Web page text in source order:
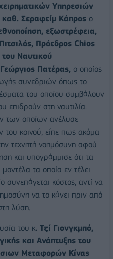
Υπηρεσιών
καθ. Σεραφείμ Κάπρος ο
εξωστρέφεια,
Πρόεδρος Chios
Ναυτικού
Πατέρας, ο οποίος
συνεδριών όπως το
του οποίου συμβάλουν
επιδρούν στη ναυτιλία.
των οποίων ανέλυσε
του κοινού, είπε πως ακόμα
τεχνητή νοημόσυνη αφού
και υπογράμμισε ότι τα
τα οποία εν τέλει
κόστος, αντί να
να το κάνει πριν από
λύση.
του κ. Τζί Γιονγκμπό,
και Ανάπτυξης του
Μεταφορών Κίνας